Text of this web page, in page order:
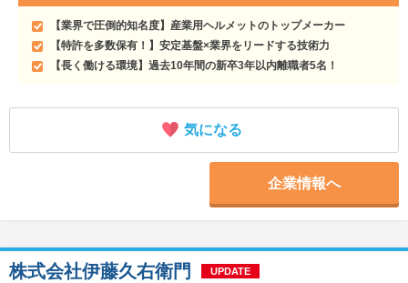
【業界で圧倒的知名度】産業用ヘルメットのトップメーカー
【特許を多数保有！】安定基盤×業界をリードする技術力
【長く働ける環境】過去10年間の新卒3年以内離職者5名！
気になる
企業情報へ
株式会社伊藤久右衛門 UPDATE